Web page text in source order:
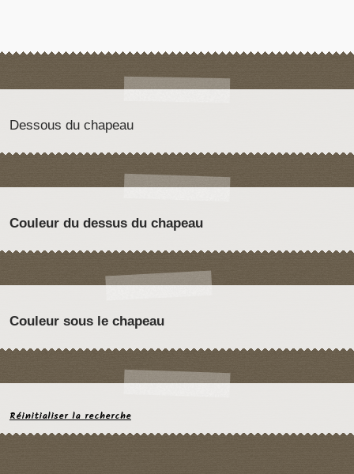
Dessous du chapeau
Couleur du dessus du chapeau
Couleur sous le chapeau
Réinitialiser la recherche